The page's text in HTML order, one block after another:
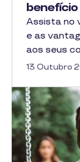
Assista no
e as
aos seus
13 Outubro